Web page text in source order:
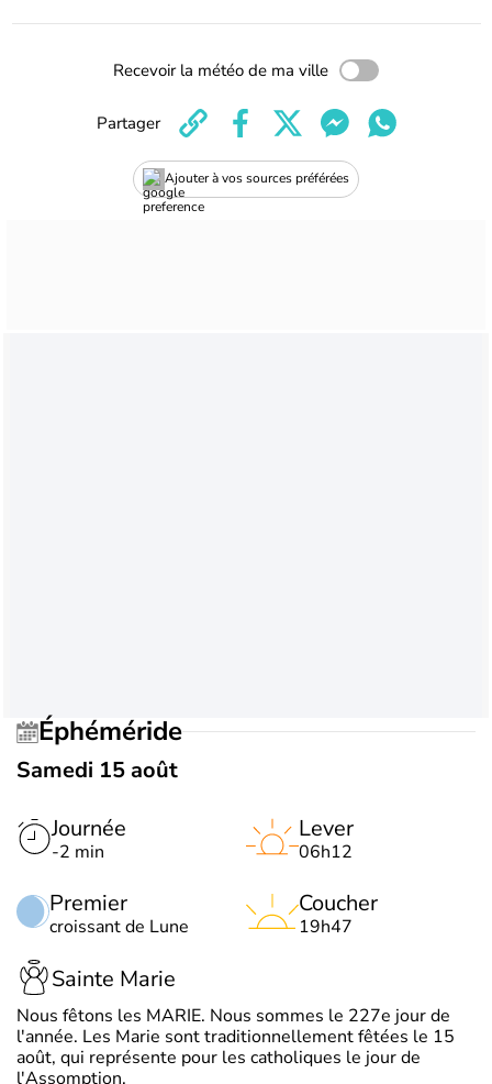
Recevoir la météo de ma ville
Ajouter à vos sources préférées
Partager
Éphéméride
Samedi 15 août
Journée
-2 min
Premier
croissant de Lune
Lever
06h12
Coucher
19h47
Sainte Marie
Nous fêtons les MARIE. Nous sommes le 227e jour de
l'année. Les Marie sont traditionnellement fêtées le 15
août, qui représente pour les catholiques le jour de
l'Assomption.